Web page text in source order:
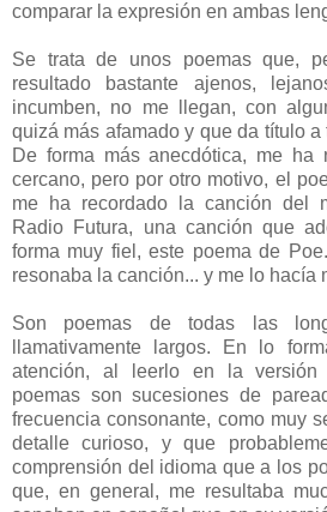
comparar la expresión en ambas
Se trata de unos poemas que,
resultado bastante ajenos,
incumben, no me llegan, con
quizá más afamado y que da título
De forma más anecdótica, me ha
cercano, pero por otro motivo, el
me ha recordado la canción del
Radio Futura, una canción que
forma muy fiel, este poema de
resonaba la canción... y me lo hacía
Son poemas de todas las
llamativamente largos. En lo
atención, al leerlo en la versión
poemas son sucesiones de
frecuencia consonante, como muy
detalle curioso, y que
comprensión del idioma que a los
que, en general, me resultaba